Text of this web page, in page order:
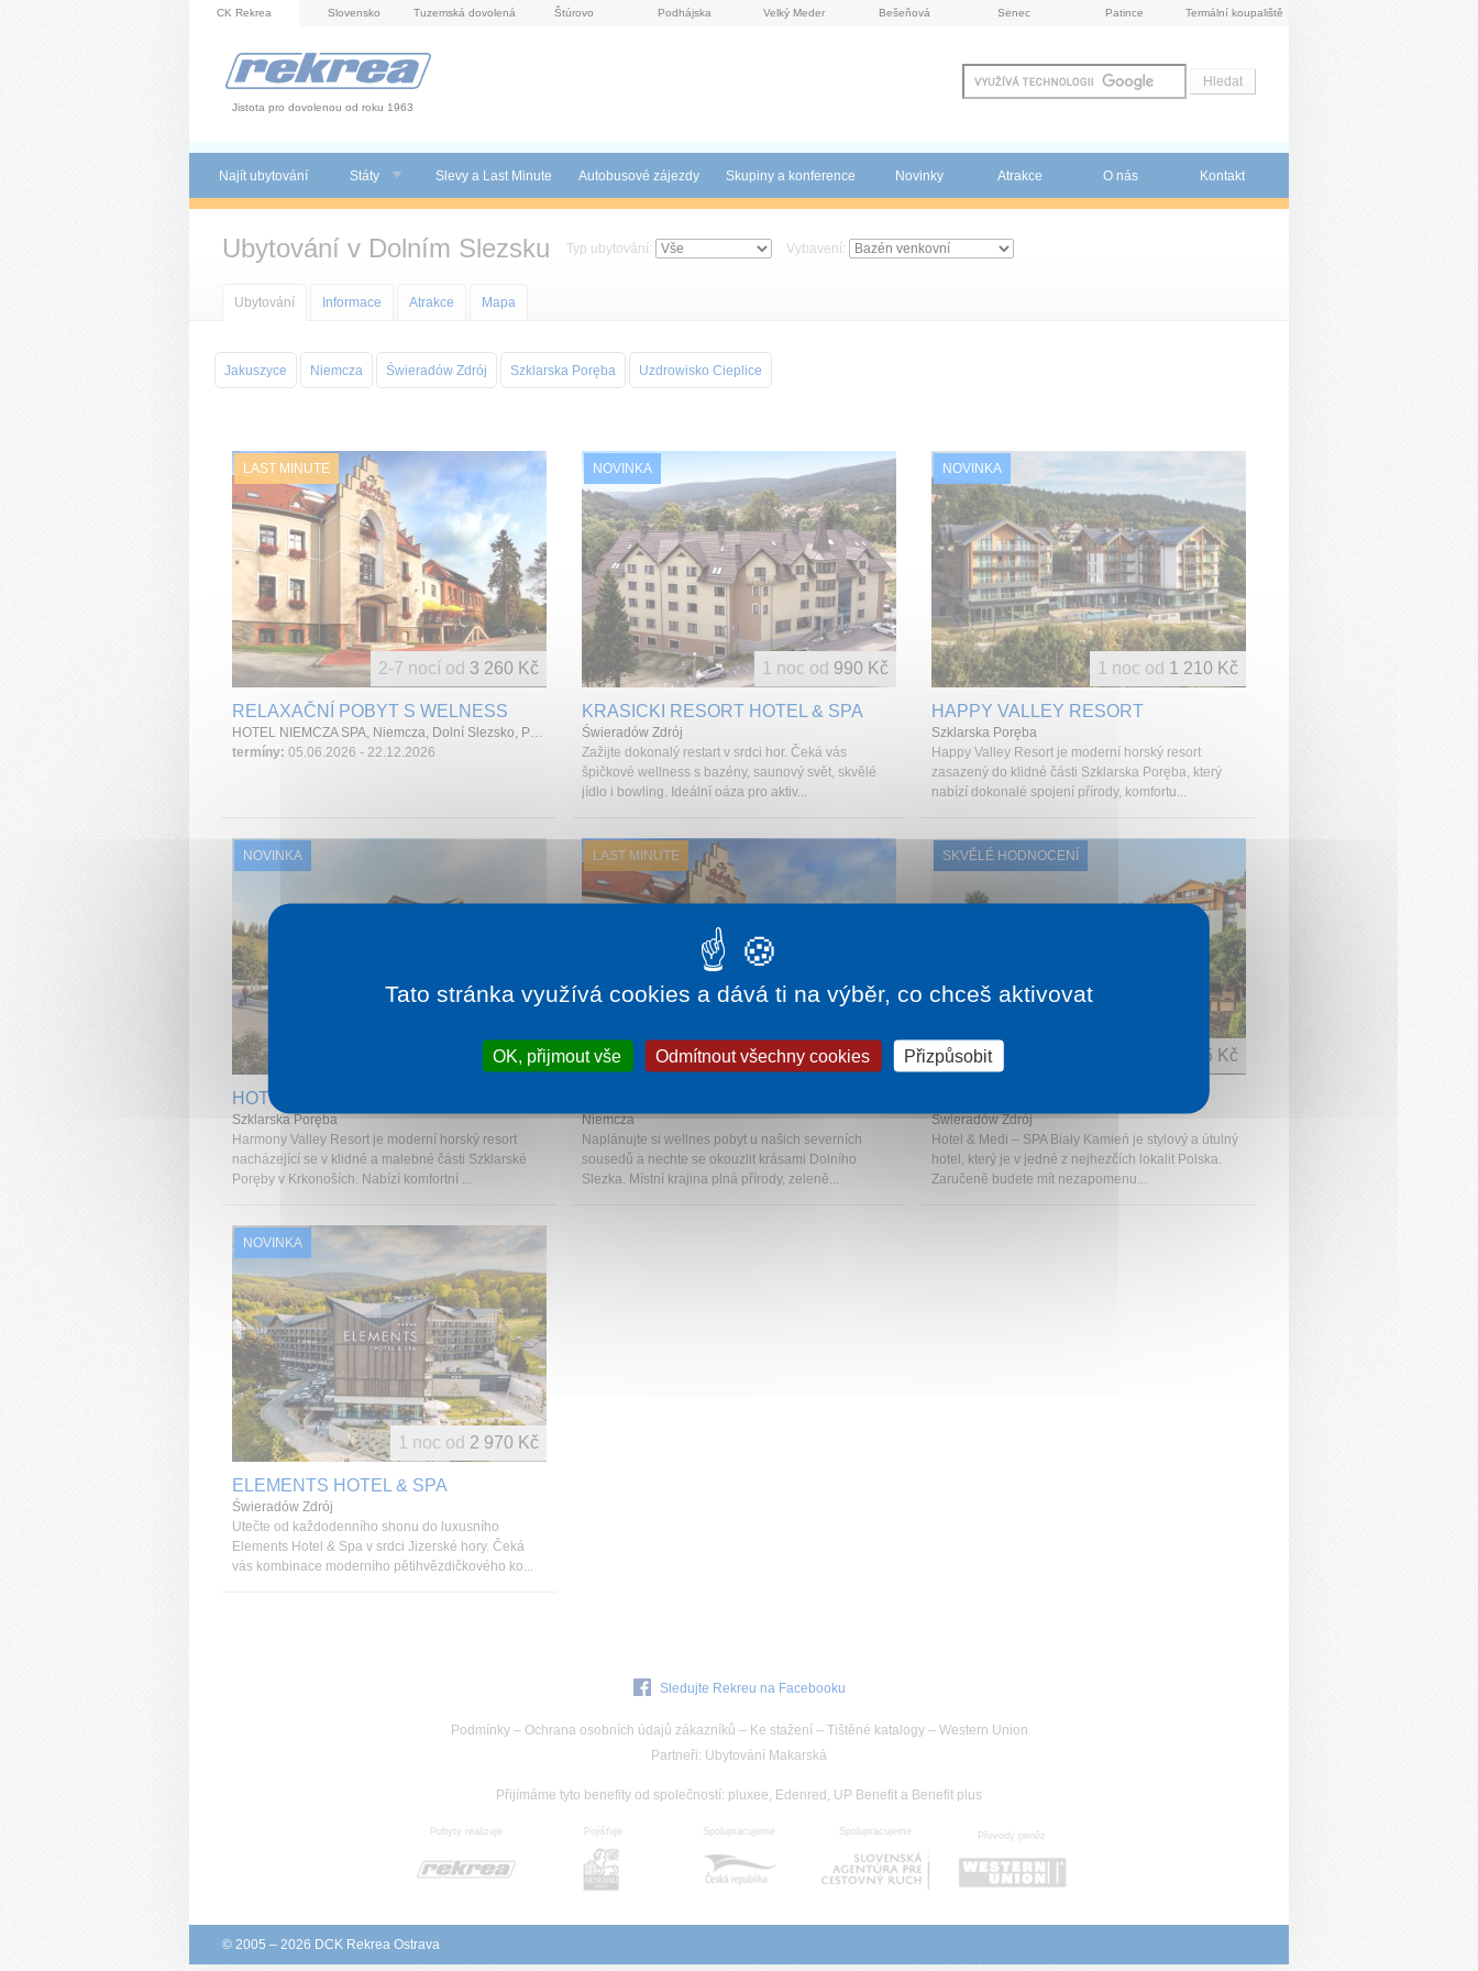
CK Rekrea Slovensko Tuzemská dovolená Štúrovo Podhájska Velký Meder Bešeňová Senec Patince Termální koupaliště
Jistota pro dovolenou od roku 1963
Najít ubytování Státy Slevy a Last Minute Autobusové zájezdy Skupiny a konference Novinky Atrakce O nás Kontakt
Ubytování v Dolním Slezsku Typ ubytování: Vybavení:
Ubytování Informace Atrakce Mapa
Jakuszyce Niemcza Świeradów Zdrój Szklarska Poręba Uzdrowisko Cieplice
LAST MINUTE
RELAXAČNÍ POBYT S WELNESS
HOTEL NIEMCZA SPA, Niemcza, Dolní Slezsko, Polsko
termíny: 05.06.2026 - 22.12.2026
2-7 nocí od 3 260 Kč
NOVINKA
KRASICKI RESORT HOTEL & SPA
Świeradów Zdrój
Zažijte dokonalý restart v srdci hor. Čeká vás
špičkové wellness s bazény, saunový svět, skvělé
jídlo i bowling. Ideální oáza pro aktiv...
1 noc od 990 Kč
NOVINKA
HAPPY VALLEY RESORT
Szklarska Poręba
Happy Valley Resort je moderní horský resort
zasazený do klidné části Szklarska Poręba, který
nabízí dokonalé spojení přírody, komfortu...
1 noc od 1 210 Kč
NOVINKA
HOTEL HARMONY VALLEY RESORT
Szklarska Poręba
Harmony Valley Resort je moderní horský resort
nacházející se v klidné a malebné části Szklarské
Poręby v Krkonoších. Nabízí komfortní ...
1 310 Kč
LAST MINUTE
Niemcza
Naplánujte si wellnes pobyt u našich severních
sousedů a nechte se okouzlit krásami Dolního
Slezka. Místní krajina plná přírody, zeleně...
1 noc od1 630 Kč
SKVĚLÉ HODNOCENÍ
Świeradów Zdrój
Hotel & Medi – SPA Biały Kamień je stylový a útulný
hotel, který je v jedné z nejhezčích lokalit Polska.
Zaručeně budete mít nezapomenu...
1 645 Kč
NOVINKA
ELEMENTS HOTEL & SPA
Świeradów Zdrój
Utečte od každodenního shonu do luxusního
Elements Hotel & Spa v srdci Jizerské hory. Čeká
vás kombinace moderního pětihvězdičkového ko...
1 noc od 2 970 Kč
Sledujte Rekreu na Facebooku
Podmínky– Ochrana osobních údajů zákazníků – Ke stažení – Tištěné katalogy– Western Union
Partneři: Ubytování Makarská
Přijímáme tyto benefity od společností: pluxee, Edenred, UP Benefit a Benefit plus
Pobyty realizuje Pojišťuje Spolupracujeme Spolupracujeme Převody peněz
© 2005 – 2026 DCK Rekrea Ostrava
Tato stránka využívá cookies a dává ti na výběr, co chceš aktivovat
OK, přijmout vše Odmítnout všechny cookies Přizpůsobit